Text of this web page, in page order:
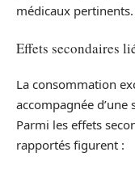
médicaux pertinents.
Effets secondaires
La consommation
accompagnée
Parmi les effets
rapportés figurent :